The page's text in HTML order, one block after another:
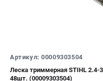
Артикул: 00009303504
Леска триммерная STIHL 2.4-
48шт. (00009303504)